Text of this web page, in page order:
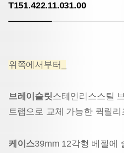
T151.422.11.031.00
위쪽에서부터_
브레이슬릿스테인리스스틸
트랩으로 교체 가능한 퀵릴
케이스39mm 12각형 베젤에